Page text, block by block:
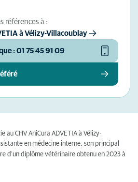
références à :
à Vélizy-Villacoublay
: 01 75 45 91 09
au CHV AniCura ADVETIA à Vélizy-
en médecine interne, son principal
d'un diplôme vétérinaire obtenu en 2023 à